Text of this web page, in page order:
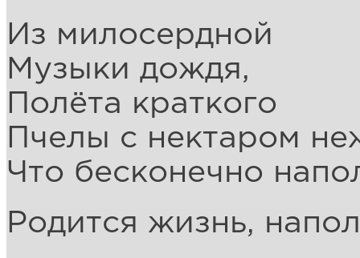
Из милосердной
Музыки дождя,
Полёта краткого
Пчелы с нектаром
Что бесконечно
Родится жизнь,